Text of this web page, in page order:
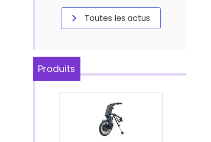
Toutes les actus
Produits